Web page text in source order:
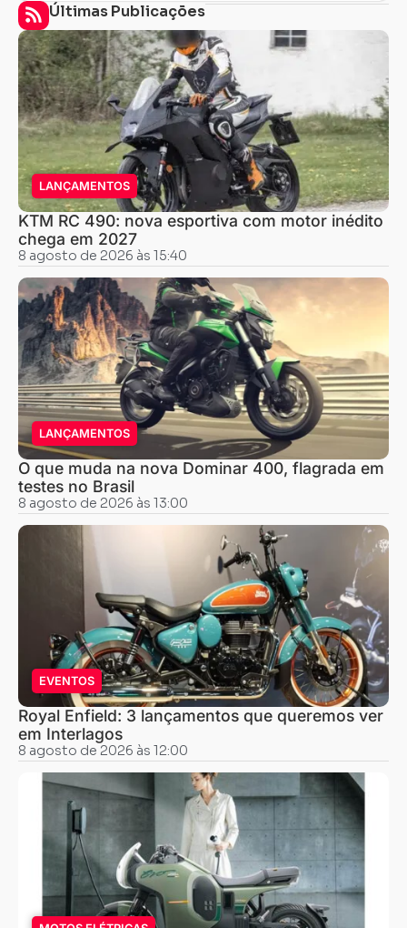
Últimas Publicações
LANÇAMENTOS
KTM RC 490: nova esportiva com motor inédito
chega em 2027
8 agosto de 2026 às 15:40
LANÇAMENTOS
O que muda na nova Dominar 400, flagrada em
testes no Brasil
8 agosto de 2026 às 13:00
EVENTOS
Royal Enfield: 3 lançamentos que queremos ver
em Interlagos
8 agosto de 2026 às 12:00